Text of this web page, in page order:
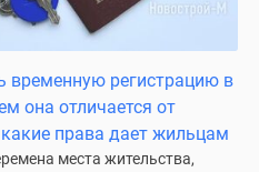
временную регистрацию в
она отличается от
права дает жильцам
места жительства,